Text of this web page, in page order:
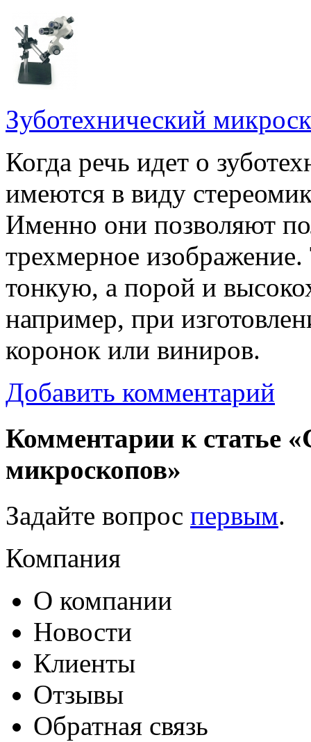
Зуботехнический
Когда речь идет о
имеются в виду
Именно они позволяют
трехмерное
тонкую, а порой и
например, при
коронок или виниров.
Добавить комментарий
Комментарии к статье
микроскопов»
Задайте вопрос первым.
Компания
О компании
Новости
Клиенты
Отзывы
Обратная связь